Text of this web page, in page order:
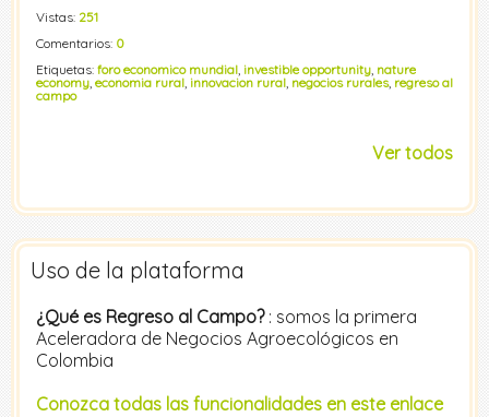
Vistas: 251
Comentarios: 0
Etiquetas: foro economico mundial investible opportunity nature
economy economia rural innovacion rural negocios rurales, regreso al
campo
Ver todos
Uso de la plataforma
¿Qué es Regreso al Campo? : somos la primera
Aceleradora de Negocios Agroecológicos en
Colombia
Conozca todas las funcionalidades en este enlace